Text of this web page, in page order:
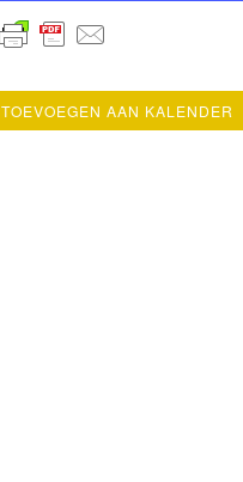
TOEVOEGEN AAN KALENDER